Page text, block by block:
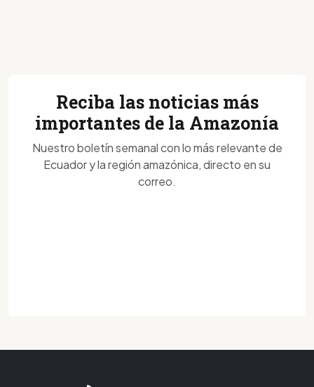
Reciba las noticias más
importantes de la Amazonía
Nuestro boletín semanal con lo más relevante de
Ecuador y la región amazónica, directo en su
correo.